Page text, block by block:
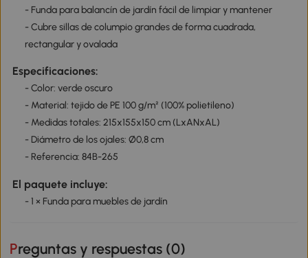
- Funda para balancín de jardín fácil de limpiar y mantener
- Cubre sillas de columpio grandes de forma cuadrada,
rectangular y ovalada
Especificaciones:
- Color: verde oscuro
- Material: tejido de PE 100 g/m² (100% polietileno)
- Medidas totales: 215x155x150 cm (LxANxAL)
- Diámetro de los ojales: Ø0,8 cm
- Referencia: 84B-265
El paquete incluye:
- 1 × Funda para muebles de jardín
Preguntas y respuestas (0)